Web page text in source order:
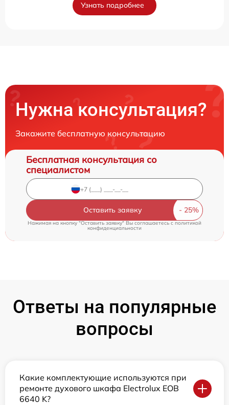
Узнать подробнее
Нужна консультация?
Закажите бесплатную консультацию
Бесплатная консультация со
специалистом
Оставить заявку
Нажимая на кнопку "Оставить заявку" Вы соглашаетесь c политикой
конфиденциальности
Ответы на популярные
вопросы
Какие комплектующие используются при
ремонте духового шкафа Electrolux EOB
6640 K?